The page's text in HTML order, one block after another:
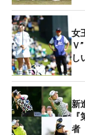
女
Ｖ
し
新
者